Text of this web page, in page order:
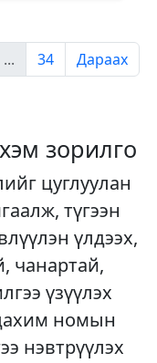
... 34 Дараах
зорилго
цуглуулан
түгээн
үлдээх,
чанартай,
үзүүлэх
номын
нэвтрүүлэх